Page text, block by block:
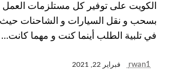
الكويت على توفير كل مستلزمات العمل
بسحب و نقل السيارات و الشاحنات حيث
في تلبية الطلب أينما كنت و مهما كانت…
rwan1 فبراير 22, 2021